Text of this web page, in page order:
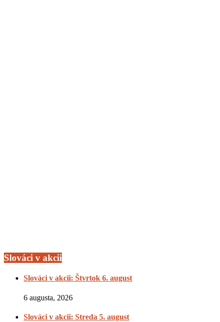
Slováci v akcii
Slováci v akcii: Štvrtok 6. august
6 augusta, 2026
Slováci v akcii: Streda 5. august